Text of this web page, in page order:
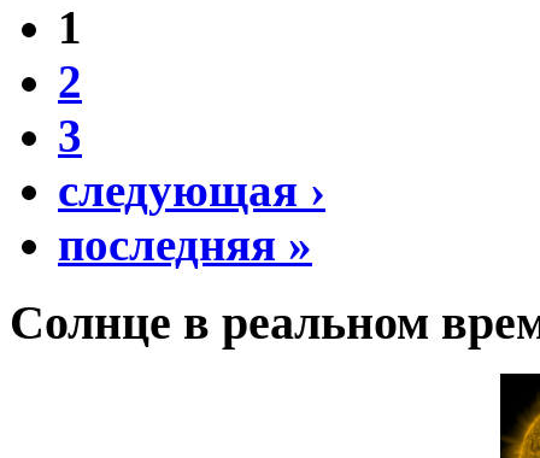
1
2
3
следующая ›
последняя »
Солнце в реальном